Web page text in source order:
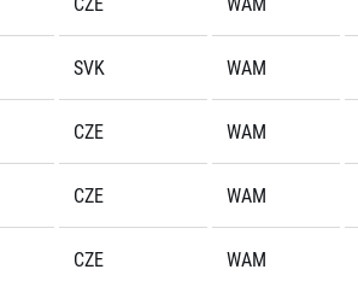
RunCzech
RunCzech Racing
SVK WAM
CZE WAM
CZE WAM
CZE WAM